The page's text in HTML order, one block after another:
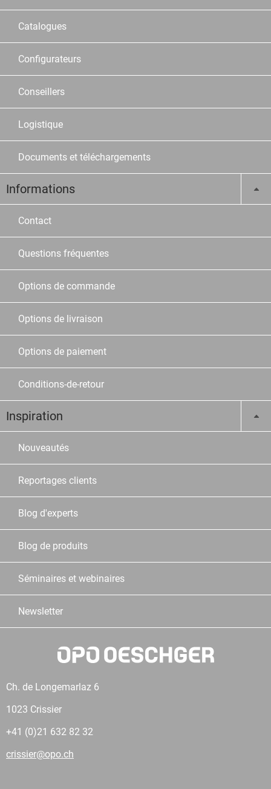
Catalogues
Configurateurs
Conseillers
Logistique
Documents et téléchargements
Informations
Contact
Questions fréquentes
Options de commande
Options de livraison
Options de paiement
Conditions-de-retour
Inspiration
Nouveautés
Reportages clients
Blog d'experts
Blog de produits
Séminaires et webinaires
Newsletter
Ch. de Longemarlaz 6
1023 Crissier
+41 (0)21 632 82 32
crissier@opo.ch